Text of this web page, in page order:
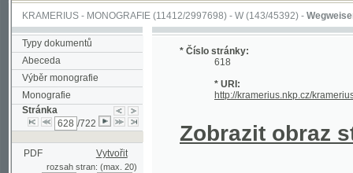
KRAMERIUS-MONOGRAFIE(11412/2997698) -W (143/45392)-Wegweiser durch
Typy dokumentů
Abeceda
Výběr monografie
Monografie
Stránka
/722
PDF Vytvořit
rozsah stran: (max. 20)
* Číslo stránky:
618
* URI:
http://kramerius.nkp.cz/kramerius/